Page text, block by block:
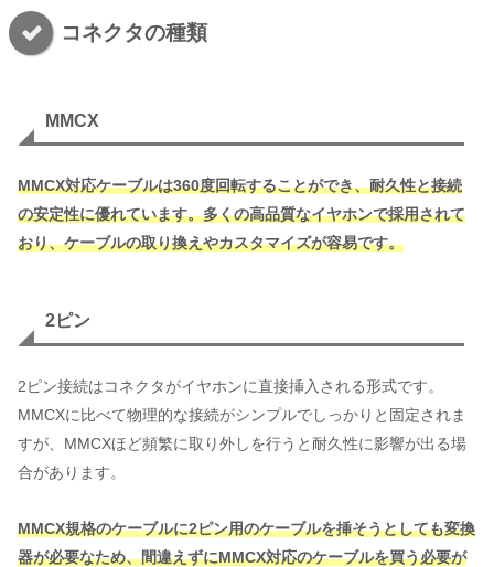
コネクタの種類
MMCX
MMCX対応ケーブルは360度回転することができ、耐久性と接続
の安定性に優れています。多くの高品質なイヤホンで採用されて
おり、ケーブルの取り換えやカスタマイズが容易です。
2ピン
2ピン接続はコネクタがイヤホンに直接挿入される形式です。
MMCXに比べて物理的な接続がシンプルでしっかりと固定されま
すが、MMCXほど頻繁に取り外しを行うと耐久性に影響が出る場
合があります。
MMCX規格のケーブルに2ピン用のケーブルを挿そうとしても変換
器が必要なため、間違えずにMMCX対応のケーブルを買う必要が